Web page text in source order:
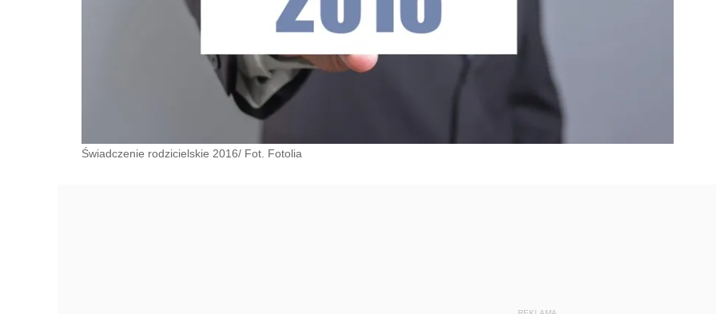
Świadczenie rodzicielskie 2016/ Fot. Fotolia